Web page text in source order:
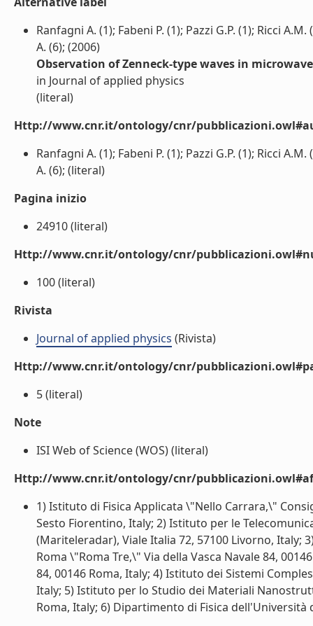
Ranfagni A. (1); Fabeni P. (1); Pazzi G.P. (1); Ricci
A. (6); (2006)
Observation of Zenneck-type waves in
in Journal of applied physics
(literal)
Http://www.cnr.it/ontology/cnr/
Ranfagni A. (1); Fabeni P. (1); Pazzi G.P. (1); Ricci
A. (6); (literal)
Pagina inizio
24910 (literal)
Http://www.cnr.it/ontology/cnr/
100 (literal)
Rivista
Journal of applied physics (Rivista)
Http://www.cnr.it/ontology/cnr/
5 (literal)
Note
ISI Web of Science (WOS) (literal)
Http://www.cnr.it/ontology/cnr/
1) Istituto di Fisica Applicata \"Nello Carrara,\"
Sesto Fiorentino, Italy; 2) Istituto per le
(Mariteleradar), Viale Italia 72, 57100 Livorno,
Roma \"Roma Tre,\" Via della Vasca Navale 84,
84, 00146 Roma, Italy; 4) Istituto dei Sistemi
Italy; 5) Istituto per lo Studio dei Materiali
Roma, Italy; 6) Dipartimento di Fisica dell'Università